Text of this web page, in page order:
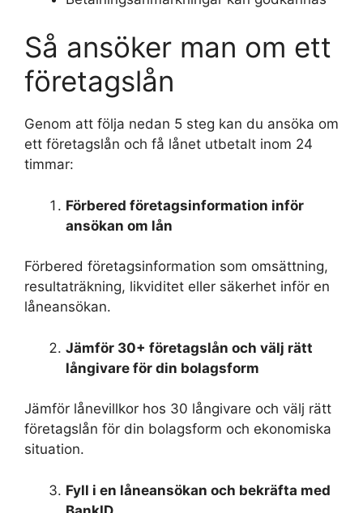
Så ansöker man om ett
företagslån
Genom att följa nedan 5 steg kan du ansöka om
ett företagslån och få lånet utbetalt inom 24
timmar:
Förbered företagsinformation inför
ansökan om lån
Förbered företagsinformation som omsättning,
resultaträkning, likviditet eller säkerhet inför en
låneansökan.
Jämför 30+ företagslån och välj rätt
långivare för din bolagsform
Jämför lånevillkor hos 30 långivare och välj rätt
företagslån för din bolagsform och ekonomiska
situation.
Fyll i en låneansökan och bekräfta med